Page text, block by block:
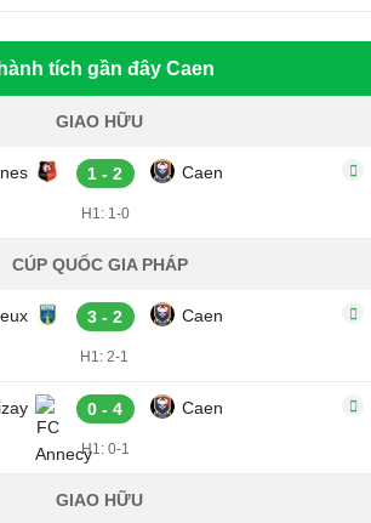
tích gần đây Caen
GIAO HỮU
1 - 2 Caen
H1: 1-0
CÚP QUỐC GIA PHÁP
3 - 2 Caen
H1: 2-1
0 - 4 Caen
H1: 0-1
GIAO HỮU